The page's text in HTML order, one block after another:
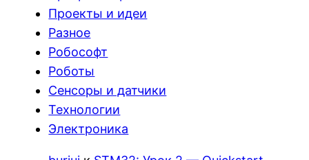
Проекты и идеи
Разное
Робософт
Роботы
Сенсоры и датчики
Технологии
Электроника